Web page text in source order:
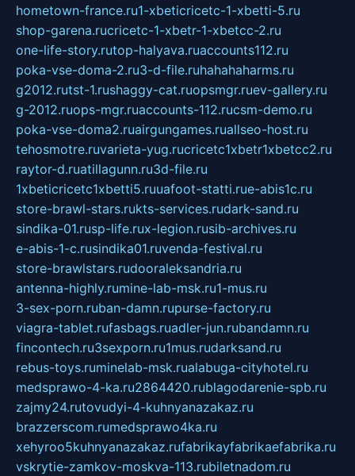
hometown-france.ru1-xbeticricetc-1-xbetti-5.ru
shop-garena.rucricetc-1-xbetr-1-xbetcc-2.ru
one-life-story.rutop-halyava.ruaccounts112.ru
poka-vse-doma-2.ru3-d-file.ruhahahaharms.ru
g2012.rutst-1.rushaggy-cat.ruopsmgr.ruev-gallery.ru
g-2012.ruops-mgr.ruaccounts-112.rucsm-demo.ru
poka-vse-doma2.ruairgungames.ruallseo-host.ru
tehosmotre.ruvarieta-yug.rucricetc1xbetr1xbetcc2.ru
raytor-d.ruatillagunn.ru3d-file.ru
1xbeticricetc1xbetti5.ruuafoot-statti.rue-abis1c.ru
store-brawl-stars.rukts-services.rudark-sand.ru
sindika-01.rusp-life.rux-legion.rusib-archives.ru
e-abis-1-c.rusindika01.ruvenda-festival.ru
store-brawlstars.rudooraleksandria.ru
antenna-highly.rumine-lab-msk.ru1-mus.ru
3-sex-porn.ruban-damn.rupurse-factory.ru
viagra-tablet.rufasbags.ruadler-jun.rubandamn.ru
fincontech.ru3sexporn.ru1mus.rudarksand.ru
rebus-toys.ruminelab-msk.rualabuga-cityhotel.ru
medsprawo-4-ka.ru2864420.rublagodarenie-spb.ru
zajmy24.rutovudyi-4-kuhnyanazakaz.ru
brazzerscom.rumedsprawo4ka.ru
xehyroo5kuhnyanazakaz.rufabrikayfabrikaefabrika.ru
vskrytie-zamkov-moskva-113.rubiletnadom.ru